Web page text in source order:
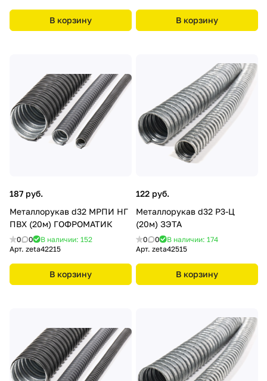
В корзину В корзину
187 руб.
Металлорукав d32 МРПИ НГ
ПВХ (20м) ГОФРОМАТИК
0 0
В наличии: 152
Арт. zeta42215
В корзину
122 руб.
Металлорукав d32 Р3-Ц
(20м) ЗЭТА
0 0
В наличии: 174
Арт. zeta42515
В корзину